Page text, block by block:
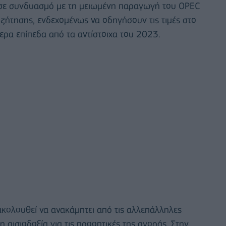
συνδυασμό με τη μειωμένη παραγωγή του OPEC
ενδεχομένως να οδηγήσουν τις τιμές στο
επίπεδα από τα αντίστοιχα του 2023.
να ανακάμπτει από τις αλλεπάλληλες
για τις προοπτικές της αγοράς. Στην